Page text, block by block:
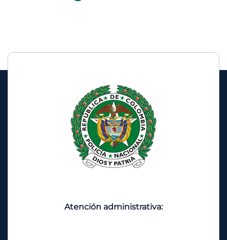
Atención administrativa: